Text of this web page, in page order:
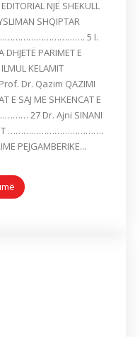
SHQIPTAR
5 I.
PARIMET E
KELAMIT
Dr. Qazim QAZIMI
E SAJ ME SHKENCAT E
27 Dr. Ajni SINANI
……………………………….
PEJGAMBERIKE...